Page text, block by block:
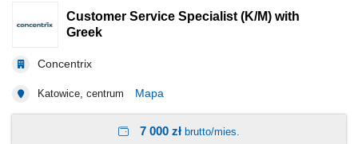
Customer Service Specialist (K/M) with
Greek
Concentrix
Katowice, centrum Mapa
7 000 zł brutto/mies.